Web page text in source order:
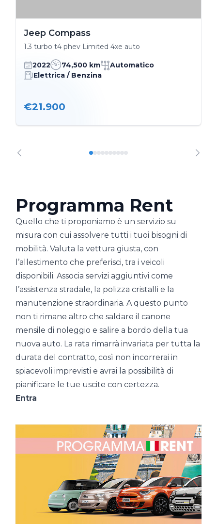
Jeep Compass
1.3 turbo t4 phev Limited 4xe auto
2022 74,500 km
Automatico
Elettrica / Benzina
€21.900
Programma Rent
Quello che ti proponiamo è un servizio su
misura con cui assolvere tutti i tuoi bisogni di
mobilità. Valuta la vettura giusta, con
l’allestimento che preferisci, tra i veicoli
disponibili. Associa servizi aggiuntivi come
l’assistenza stradale, la polizza cristalli e la
manutenzione straordinaria. A questo punto
non ti rimane altro che saldare il canone
mensile di noleggio e salire a bordo della tua
nuova auto. La rata rimarrà invariata per tutta la
durata del contratto, così non incorrerai in
spiacevoli imprevisti e avrai la possibilità di
pianificare le tue uscite con certezza.
Entra